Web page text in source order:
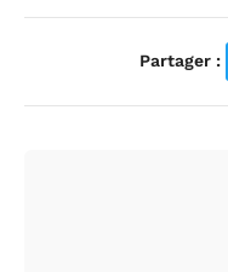
Partager :